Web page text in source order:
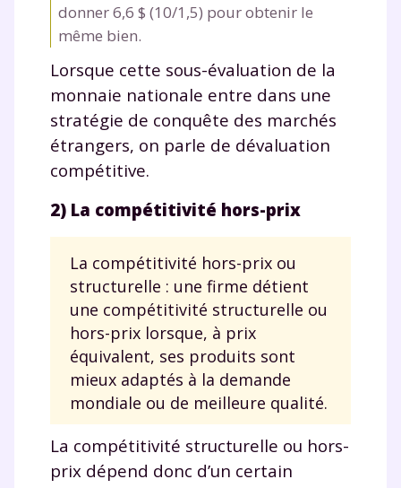
donner 6,6 $ (10/1,5) pour obtenir le
même bien.
Lorsque cette sous-évaluation de la
monnaie nationale entre dans une
stratégie de conquête des marchés
étrangers, on parle de dévaluation
compétitive.
2) La compétitivité hors-prix
La compétitivité hors-prix ou
structurelle : une firme détient
une compétitivité structurelle ou
hors-prix lorsque, à prix
équivalent, ses produits sont
mieux adaptés à la demande
mondiale ou de meilleure qualité.
La compétitivité structurelle ou hors-
prix dépend donc d’un certain
Envie de progresser
et de réussir votre
année scolaire ?
Testez gratuitement
pendant 24h notre
plateforme de soutien
scolaire !
Fiches de cours et vidéos,exercices
Unespace dédié aux parentspour
suivre les progrès